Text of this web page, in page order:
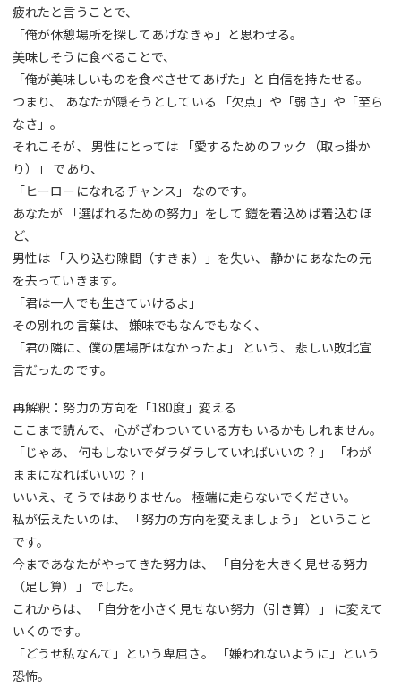
疲れたと言うことで、
「俺が休憩場所を探してあげなきゃ」と思わせる。
美味しそうに食べることで、
「俺が美味しいものを食べさせてあげた」と 自信を持たせる。
つまり、 あなたが隠そうとしている 「欠点」や「弱さ」や「至ら
なさ」。
それこそが、 男性にとっては 「愛するためのフック（取っ掛か
り）」 であり、
「ヒーローになれるチャンス」 なのです。
あなたが 「選ばれるための努力」をして 鎧を着込めば着込むほ
ど、
男性は 「入り込む隙間（すきま）」を失い、 静かにあなたの元
を去っていきます。
「君は一人でも生きていけるよ」
その別れの言葉は、 嫌味でもなんでもなく、
「君の隣に、僕の居場所はなかったよ」 という、 悲しい敗北宣
言だったのです。
再解釈：努力の方向を「180度」変える
ここまで読んで、 心がざわついている方も いるかもしれません。
「じゃあ、 何もしないでダラダラしていればいいの？」 「わが
ままになればいいの？」
いいえ、そうではありません。 極端に走らないでください。
私が伝えたいのは、 「努力の方向を変えましょう」 ということ
です。
今まであなたがやってきた努力は、 「自分を大きく見せる努力
（足し算）」 でした。
これからは、 「自分を小さく見せない努力（引き算）」 に変えて
いくのです。
「どうせ私なんて」という卑屈さ。 「嫌われないように」という
恐怖。